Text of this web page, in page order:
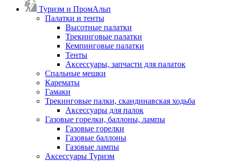
Туризм и ПромАльп
Палатки и тенты
Высотные палатки
Трекинговые палатки
Кемпинговые палатки
Тенты
Аксессуары, запчасти для палаток
Спальные мешки
Карематы
Гамаки
Трекинговые палки, скандинавская ходьба
Аксессуары для палок
Газовые горелки, баллоны, лампы
Газовые горелки
Газовые баллоны
Газовые лампы
Аксессуары Туризм